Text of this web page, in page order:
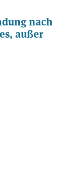
nach
außer